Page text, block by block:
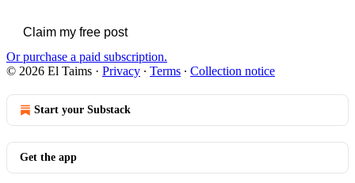
Claim my free post
Or purchase a paid subscription.
© 2026 El Taims · Privacy ∙ Terms ∙ Collection notice
Start your Substack
Get the app